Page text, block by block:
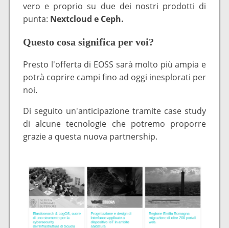
vero e proprio su due dei nostri prodotti di
punta: Nextcloud e Ceph.
Questo cosa significa per voi?
Presto l'offerta di EOSS sarà molto più ampia e
potrà coprire campi fino ad oggi inesplorati per
noi.
Di seguito un'anticipazione tramite case study
di alcune tecnologie che potremo proporre
grazie a questa nuova partnership.